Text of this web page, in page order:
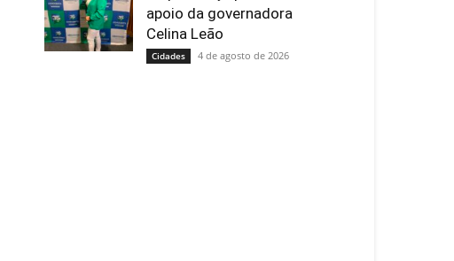
apoio da governadora
Celina Leão
Cidades 4 de agosto de 2026